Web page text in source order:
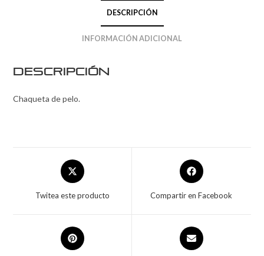
DESCRIPCIÓN
INFORMACIÓN ADICIONAL
Descripción
Chaqueta de pelo.
Twitea este producto Compartir en Facebook